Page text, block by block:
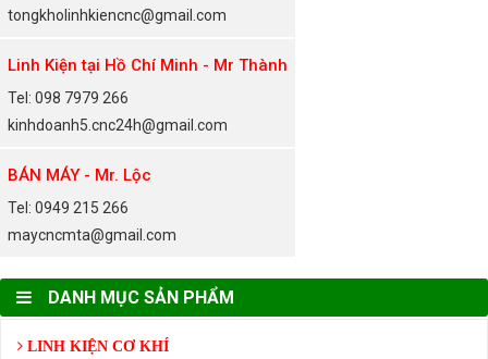
tongkholinhkiencnc@gmail.com
Linh Kiện tại Hồ Chí Minh - Mr Thành
Tel: 098 7979 266
kinhdoanh5.cnc24h@gmail.com
BÁN MÁY - Mr. Lộc
Tel: 0949 215 266
maycncmta@gmail.com
DANH MỤC SẢN PHẨM
LINH KIỆN CƠ KHÍ